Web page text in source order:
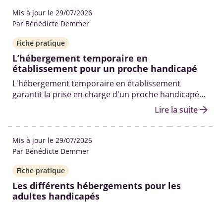
Mis à jour le 29/07/2026
Par Bénédicte Demmer
Fiche pratique
L’hébergement temporaire en
établissement pour un proche handicapé
L'hébergement temporaire en établissement
garantit la prise en charge d'un proche handicapé
par des professionnels formés, dans unLire la suitearrow_forward
Mis à jour le 29/07/2026
Par Bénédicte Demmer
Fiche pratique
Les différents hébergements pour les
adultes handicapés